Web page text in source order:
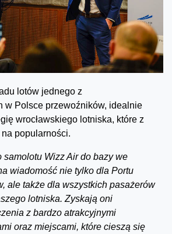
lotów jednego z
w Polsce przewoźników, idealnie
wrocławskiego lotniska, które z
popularności.
samolotu Wizz Air do bazy we
wiadomość nie tylko dla Portu
ale także dla wszystkich pasażerów
lotniska. Zyskają oni
z bardzo atrakcyjnymi
oraz miejscami, które cieszą się